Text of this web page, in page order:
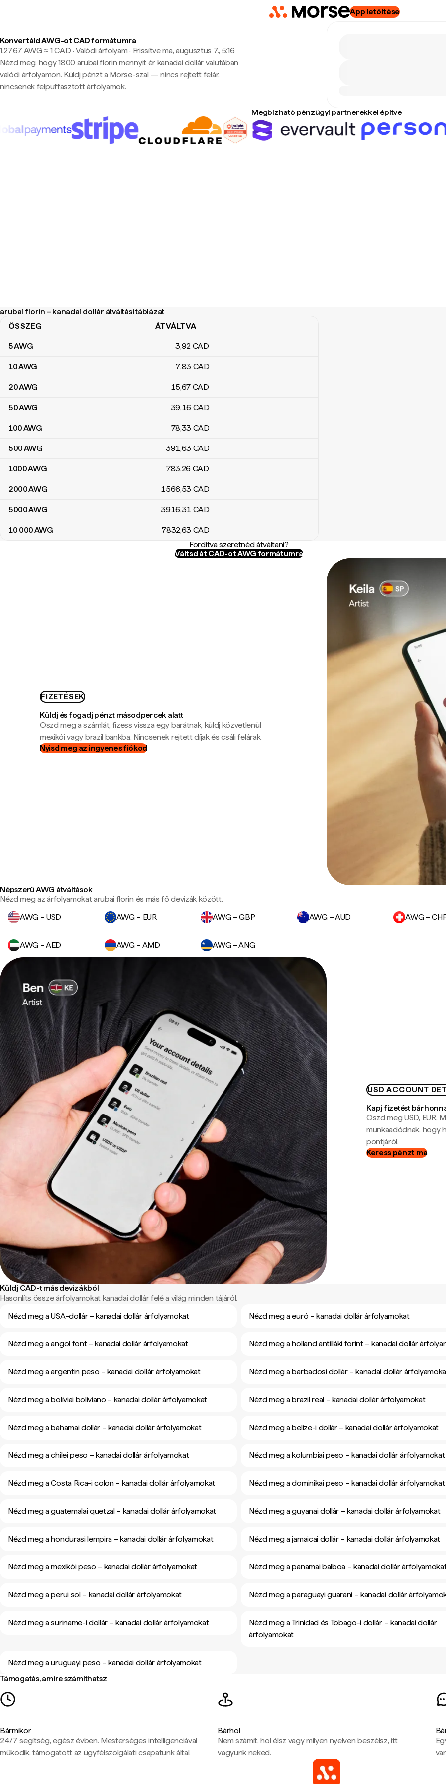
App letöltése
Konvertáld AWG-ot CAD formátumra
1,2767 AWG ≈ 1 CAD · Valódi árfolyam · Frissítve ma, augusztus 7., 5:16
Nézd meg, hogy 1800 arubai florin mennyit ér kanadai dollár valutában
valódi árfolyamon. Küldj pénzt a Morse-szal — nincs rejtett felár,
nincsenek felpuffasztott árfolyamok.
Megbízható pénzügyi partnerekkel építve
arubai florin – kanadai dollár átváltási táblázat
arubai florin – kanadai dollár átváltási táblázat
ÖSSZEG ÁTVÁLTVA
5AWG 3,92 CAD
10AWG 7,83 CAD
20AWG 15,67 CAD
50AWG 39,16 CAD
100AWG 78,33 CAD
500AWG 391,63 CAD
1000AWG 783,26 CAD
2000AWG 1566,53 CAD
5000AWG 3916,31 CAD
10 000AWG 7832,63 CAD
Fordítva szeretnéd átváltani?
Váltsd át CAD-ot AWG formátumra
FIZETÉSEK
Küldj és fogadj pénzt másodpercek alatt
Oszd meg a számlát, fizess vissza egy barátnak, küldj közvetlenül
mexikói vagy brazil bankba. Nincsenek rejtett díjak és csáli felárak.
Nyisd meg az ingyenes fiókod
Népszerű AWG átváltások
Nézd meg az árfolyamokat arubai florin és más fő devizák között.
AWG – USD
AWG – EUR AWG – GBP AWG – AUD AWG –
AWG – AED AWG – AMD AWG – ANG
USD ACCOUNT
Kapj fizetést
Oszd meg USD, EUR,
munkaadódnak, hogy
pontjáról.
Keress pénzt ma
Küldj CAD-t más devizákból
Hasonlíts össze árfolyamokat kanadai dollár felé a világ minden tájáról.
Nézd meg a USA-dollár – kanadai dollár árfolyamokat
Nézd meg a euró – kanadai dollár árfolyamokat
Nézd meg a angol font – kanadai dollár árfolyamokat Nézd meg a holland antilláki forint – kanadai dollár
Nézd meg a argentin peso – kanadai dollár árfolyamokat Nézd meg a barbadosi dollár – kanadai dollár
Nézd meg a bolíviai boliviano – kanadai dollár árfolyamokat Nézd meg a brazil real – kanadai dollár árfolyamokat
Nézd meg a bahamai dollár – kanadai dollár árfolyamokat Nézd meg a belize-i dollár – kanadai dollár árfolyamokat
Nézd meg a chilei peso – kanadai dollár árfolyamokat Nézd meg a kolumbiai peso – kanadai dollár árfolyamokat
Nézd meg a Costa Rica-i colon – kanadai dollár árfolyamokat Nézd meg a dominikai peso – kanadai dollár árfolyamokat
Nézd meg a guatemalai quetzal – kanadai dollár árfolyamokat Nézd meg a guyanai dollár – kanadai dollár árfolyamokat
Nézd meg a hondurasi lempira – kanadai dollár árfolyamokat Nézd meg a jamaicai dollár – kanadai dollár árfolyamokat
Nézd meg a mexikói peso – kanadai dollár árfolyamokat Nézd meg a panamai balboa – kanadai dollár
Nézd meg a perui sol – kanadai dollár árfolyamokat Nézd meg a paraguayi guarani – kanadai dollár
Nézd meg a suriname-i dollár – kanadai dollár árfolyamokat
Nézd meg a Trinidad és Tobago-i dollár – kanadai dollár
árfolyamokat
Nézd meg a uruguayi peso – kanadai dollár árfolyamokat
Támogatás, amire számíthatsz
Bármikor
24/7 segítség, egész évben. Mesterséges intelligenciával
működik, támogatott az ügyfélszolgálati csapatunk által.
Bárhol
Nem számít, hol élsz vagy milyen nyelven beszélsz, itt
vagyunk neked.